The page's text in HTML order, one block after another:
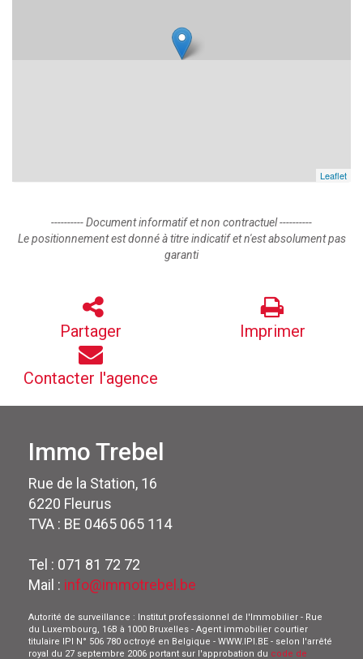
Leaflet
---------- Document informatif et non contractuel ----------
Le positionnement est donné à titre indicatif et n'est absolument pas
garanti
Partager Imprimer
Contacter l'agence
Immo Trebel
Rue de la Station, 16
6220 Fleurus
TVA : BE 0465 065 114
Tel : 071 81 72 72
Mail : info@immotrebel.be
Autorité de surveillance : Institut professionnel de l'Immobilier - Rue
du Luxembourg, 16B à 1000 Bruxelles - Agent immobilier courtier
titulaire IPI N° 506 780 octroyé en Belgique - WWW.IPI.BE - selon l'arrêté
royal du 27 septembre 2006 portant sur l'approbation du code de